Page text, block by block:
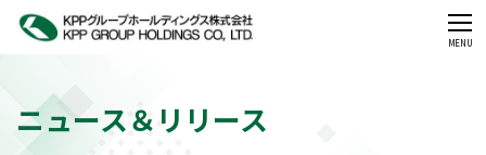
CLOSE
MENU
ニュース＆リリース